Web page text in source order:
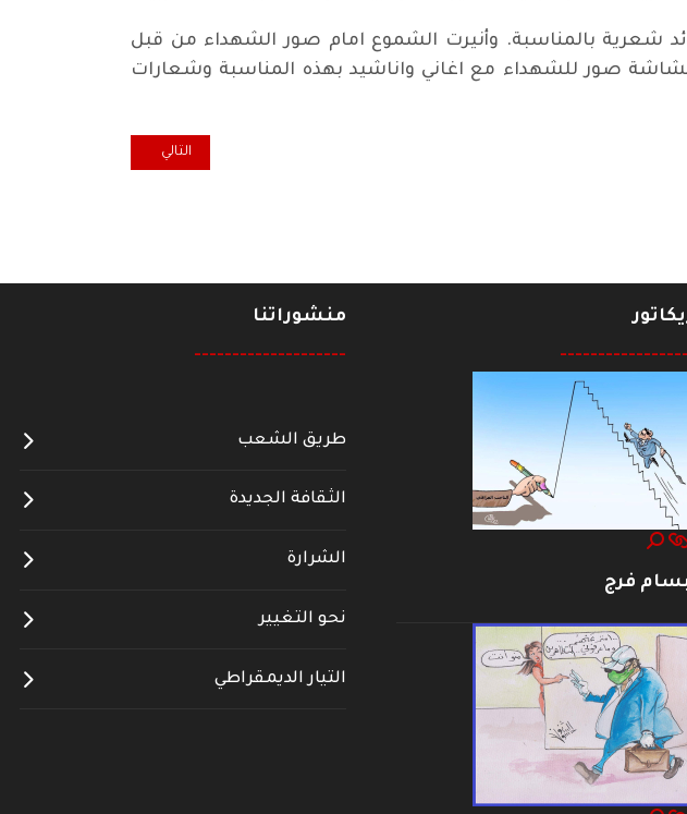
شعرية بالمناسبة. وأنيرت الشموع امام صور الشهداء من قبل
صور للشهداء مع اغاني واناشيد بهذه المناسبة وشعارات
المقال التالي: عراقيون
التالي
فرج
منشوراتنا
--------------------
طريق الشعب
الثقافة الجديدة
الشرارة
نحو التغيير
التيار الديمقراطي